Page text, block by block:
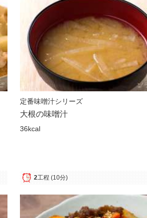
定番味噌汁シリーズ
大根の味噌汁
36kcal
2工程 (10分)